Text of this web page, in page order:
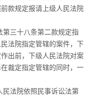
款规定报请上级人民法院
第三十八条第二款规定指
法院指定管辖的案件，下
出前，下级人民法院对案
裁定指定管辖的同时，一
法院依照民事诉讼法第